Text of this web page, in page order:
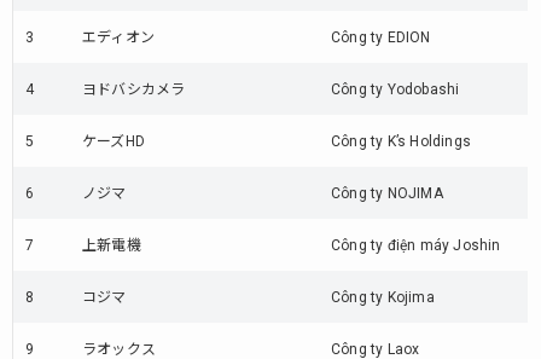
3 エディオン Công ty EDION
4 ヨドバシカメラ Công ty Yodobashi
5 ケーズHD Công ty K’s Holdings
6 ノジマ Công ty NOJIMA
7 上新電機 Công ty điện máy Joshin
8 コジマ Công ty Kojima
9 ラオックス Công ty Laox